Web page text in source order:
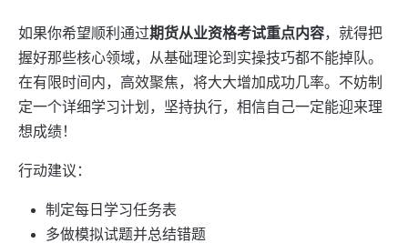
如果你希望顺利通过期货从业资格考试重点内容，就得把
握好那些核心领域，从基础理论到实操技巧都不能掉队。
在有限时间内，高效聚焦，将大大增加成功几率。不妨制
定一个详细学习计划，坚持执行，相信自己一定能迎来理
想成绩！
行动建议：
制定每日学习任务表
多做模拟试题并总结错题